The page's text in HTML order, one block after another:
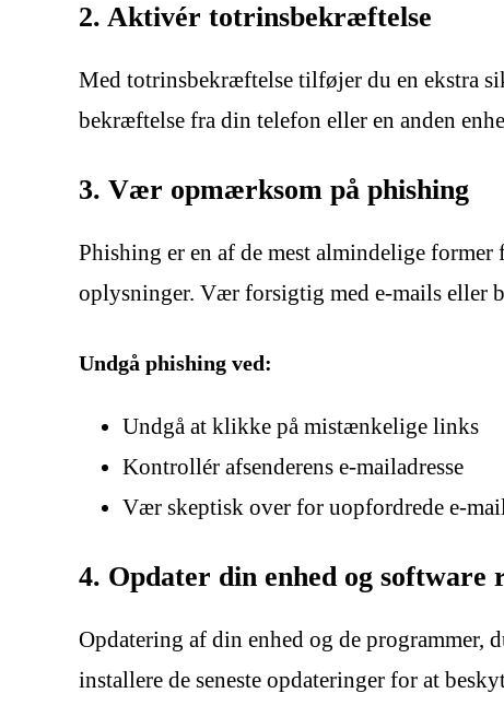
2. Aktivér totrinsbekræftelse
Med totrinsbekræftelse tilføjer du en ekstra
bekræftelse fra din telefon eller en anden
3. Vær opmærksom på phishing
Phishing er en af de mest almindelige
oplysninger. Vær forsigtig med e-mails eller
Undgå phishing ved:
Undgå at klikke på mistænkelige links
Kontrollér afsenderens e-mailadresse
Vær skeptisk over for uopfordrede e-
4. Opdater din enhed og software
Opdatering af din enhed og de programmer,
installere de seneste opdateringer for at